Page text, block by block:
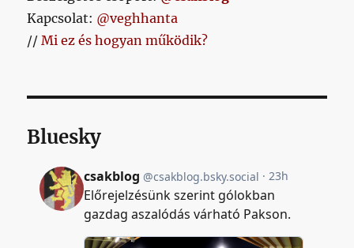
Kapcsolat: @veghhanta
//Mi ez és hogyan működik?
Bluesky